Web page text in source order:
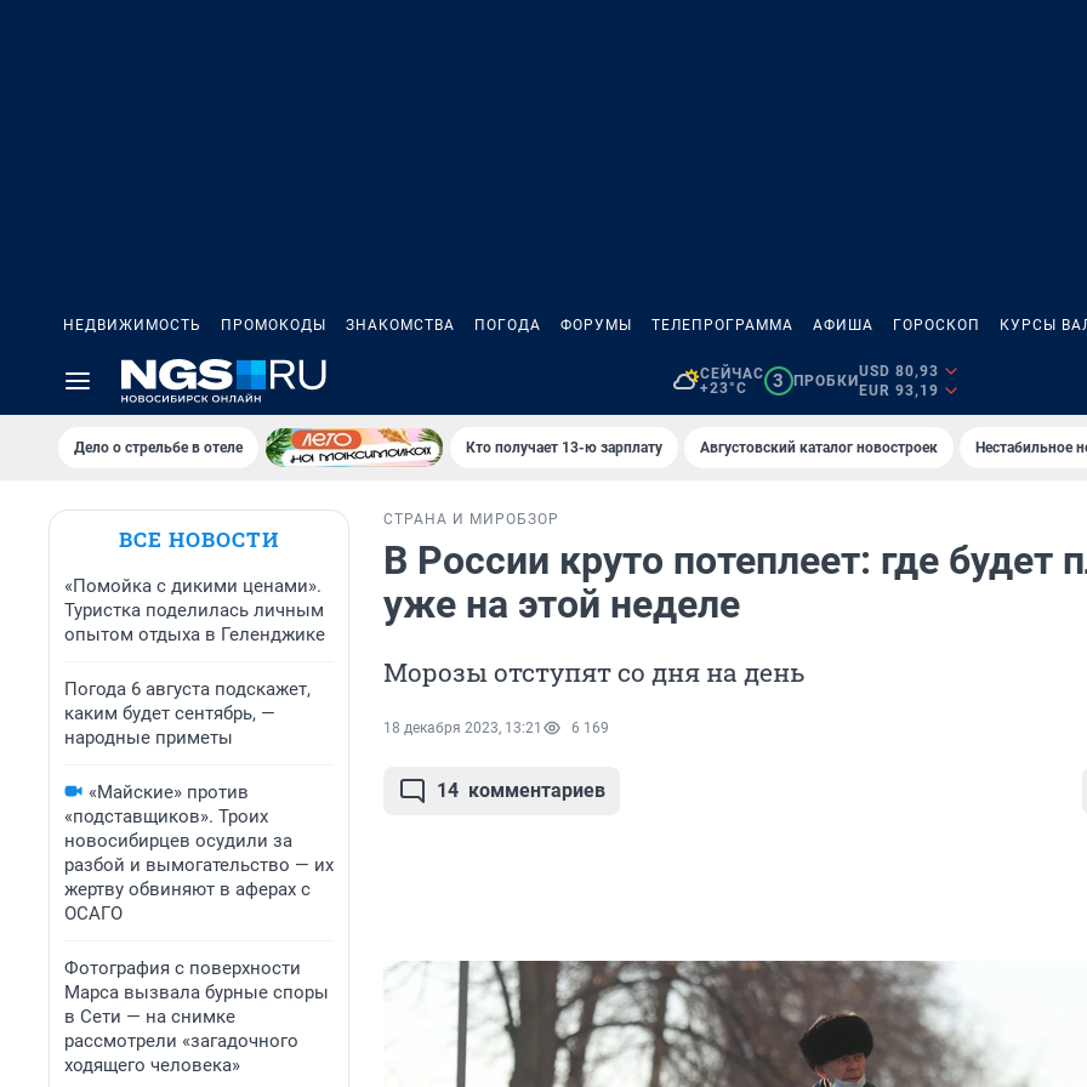
НЕДВИЖИМОСТЬ ПРОМОКОДЫ ЗНАКОМСТВА ПОГОДА ФОРУМЫ ТЕЛЕПРОГРАММА АФИША ГОРОСКОП КУРСЫ
СЕЙЧАС
+23°C
3 ПРОБКИ
USD 80,93
EUR 93,19
Дело о стрельбе в отеле Кто получает 13-ю зарплату Августовский каталог новостроек Нестабильное
ВСЕ НОВОСТИ
«Помойка с дикими ценами».
Туристка поделилась личным
опытом отдыха в Геленджике
Погода 6 августа подскажет,
каким будет сентябрь, —
народные приметы
«Майские» против
«подставщиков». Троих
новосибирцев осудили за
разбой и вымогательство — их
жертву обвиняют в аферах с
ОСАГО
Фотография с поверхности
Марса вызвала бурные споры
в Сети — на снимке
рассмотрели «загадочного
ходящего человека»
СТРАНА И МИРОБЗОР
В России круто потеплеет: где будет
уже на этой неделе
Морозы отступят со дня на день
18 декабря 2023, 13:21 6 169
14 комментариев